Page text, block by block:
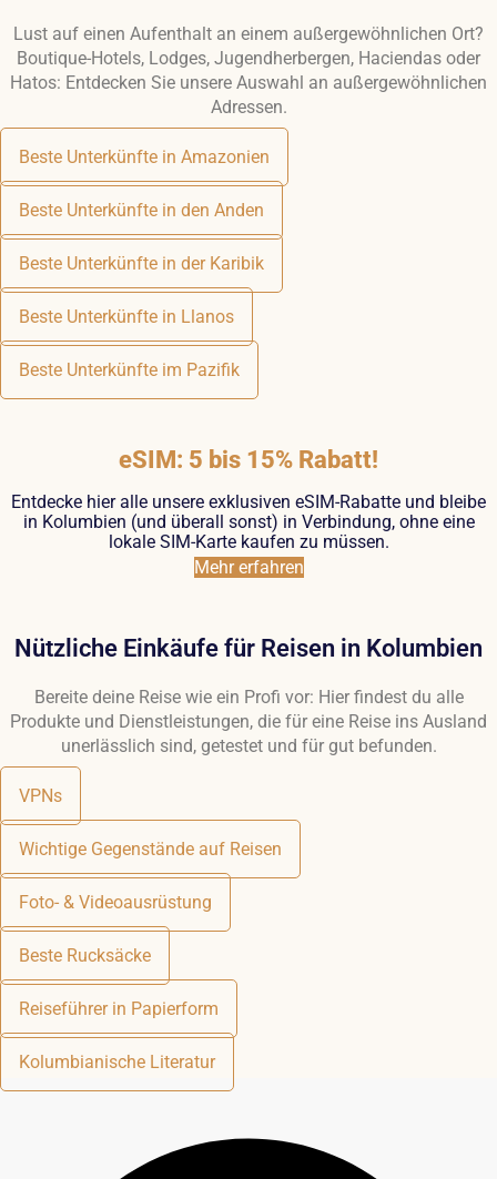
Lust auf einen Aufenthalt an einem außergewöhnlichen Ort?
Boutique-Hotels, Lodges, Jugendherbergen, Haciendas oder
Hatos: Entdecken Sie unsere Auswahl an außergewöhnlichen
Adressen.
Beste Unterkünfte in Amazonien
Beste Unterkünfte in den Anden
Beste Unterkünfte in der Karibik
Beste Unterkünfte in Llanos
Beste Unterkünfte im Pazifik
eSIM: 5 bis 15% Rabatt!
Entdecke hier alle unsere exklusiven eSIM-Rabatte und bleibe
in Kolumbien (und überall sonst) in Verbindung, ohne eine
lokale SIM-Karte kaufen zu müssen.
Mehr erfahren
Nützliche Einkäufe für Reisen in Kolumbien
Bereite deine Reise wie ein Profi vor: Hier findest du alle
Produkte und Dienstleistungen, die für eine Reise ins Ausland
unerlässlich sind, getestet und für gut befunden.
VPNs
Wichtige Gegenstände auf Reisen
Foto- & Videoausrüstung
Beste Rucksäcke
Reiseführer in Papierform
Kolumbianische Literatur